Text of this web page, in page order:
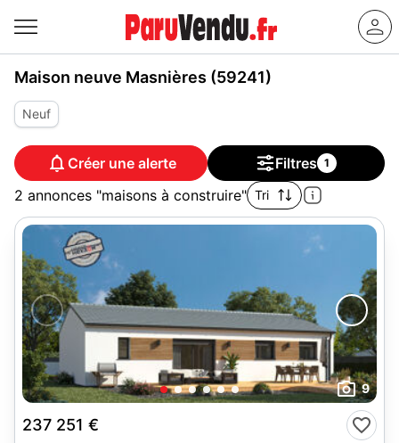
Maison neuve Masnières (59241)
Neuf
Créer une alerte Filtres 1
2 annonces "maisons à construire" Tri
9
237 251 €